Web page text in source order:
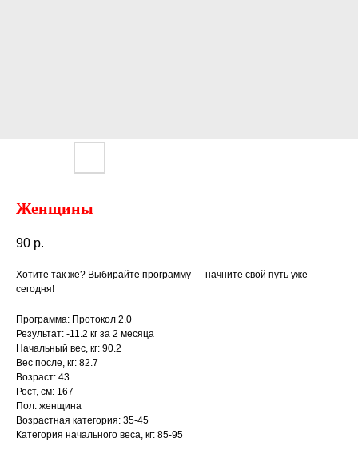
Женщины
90 р.
Хотите так же? Выбирайте программу — начните свой путь уже
сегодня!
Программа: Протокол 2.0
Результат: -11.2 кг за 2 месяца
Начальный вес, кг: 90.2
Вес после, кг: 82.7
Возраст: 43
Рост, см: 167
Пол: женщина
Возрастная категория: 35-45
Категория начального веса, кг: 85-95